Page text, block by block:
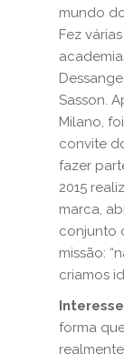
mundo
Fez
Sasson.
Milano,
convite
fazer
2015
marca,
conjunto
missão:
criamos
forma